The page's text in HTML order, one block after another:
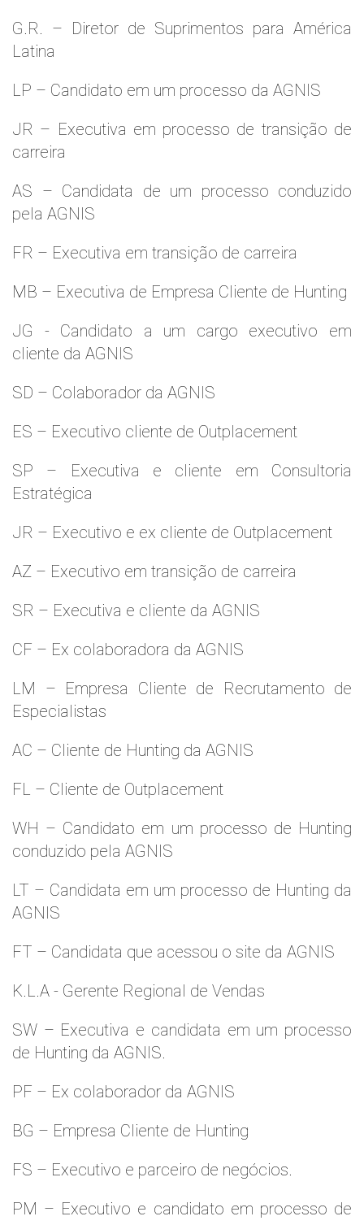
G.R. – Diretor de Suprimentos para América
Latina
LP – Candidato em um processo da AGNIS
JR – Executiva em processo de transição de
carreira
AS – Candidata de um processo conduzido
pela AGNIS
FR – Executiva em transição de carreira
MB – Executiva de Empresa Cliente de Hunting
JG - Candidato a um cargo executivo em
cliente da AGNIS
SD – Colaborador da AGNIS
ES – Executivo cliente de Outplacement
SP – Executiva e cliente em Consultoria
Estratégica
JR – Executivo e ex cliente de Outplacement
AZ – Executivo em transição de carreira
SR – Executiva e cliente da AGNIS
CF – Ex colaboradora da AGNIS
LM – Empresa Cliente de Recrutamento de
Especialistas
AC – Cliente de Hunting da AGNIS
FL – Cliente de Outplacement
WH – Candidato em um processo de Hunting
conduzido pela AGNIS
LT – Candidata em um processo de Hunting da
AGNIS
FT – Candidata que acessou o site da AGNIS
K.L.A - Gerente Regional de Vendas
SW – Executiva e candidata em um processo
de Hunting da AGNIS.
PF – Ex colaborador da AGNIS
BG – Empresa Cliente de Hunting
FS – Executivo e parceiro de negócios.
PM – Executivo e candidato em processo de